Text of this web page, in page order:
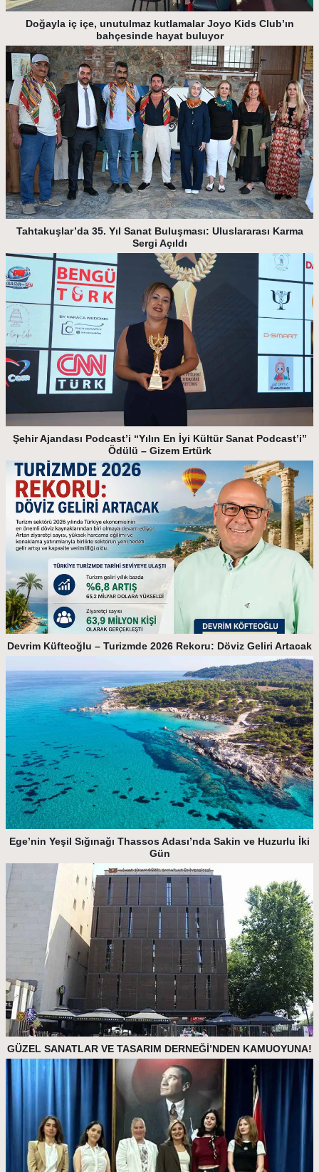
Doğayla iç içe, unutulmaz kutlamalar Joyo Kids Club’ın
bahçesinde hayat buluyor
Tahtakuşlar’da 35. Yıl Sanat Buluşması: Uluslararası Karma
Sergi Açıldı
Şehir Ajandası Podcast’i “Yılın En İyi Kültür Sanat Podcast’i”
Ödülü – Gizem Ertürk
Devrim Küfteoğlu – Turizmde 2026 Rekoru: Döviz Geliri Artacak
Ege’nin Yeşil Sığınağı Thassos Adası’nda Sakin ve Huzurlu İki
Gün
GÜZEL SANATLAR VE TASARIM DERNEĞİ’NDEN KAMUOYUNA!